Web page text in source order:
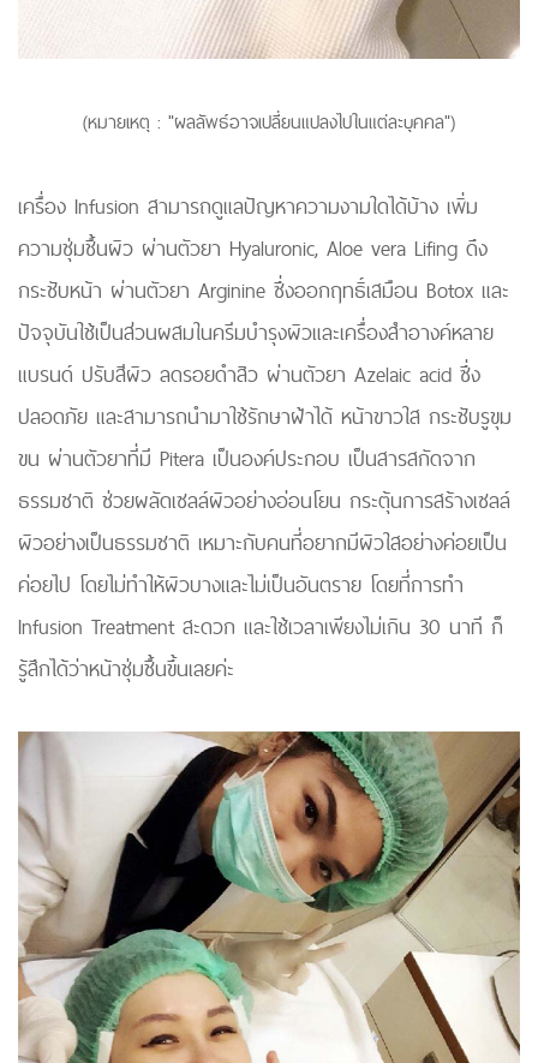
(หมายเหตุ : "ผลลัพธ์อาจเปลี่ยนแปลงไปในแต่ละบุคคล")
เครื่อง Infusion สามารถดูแลปัญหาความงามใดได้บ้าง เพิ่ม
ความชุ่มชื้นผิว ผ่านตัวยา Hyaluronic, Aloe vera Lifing ดึง
กระชับหน้า ผ่านตัวยา Arginine ซึ่งออกฤทธิ์เสมือน Botox และ
ปัจจุบันใช้เป็นส่วนผสมในครีมบำรุงผิวและเครื่องสำอางค์หลาย
แบรนด์ ปรับสีผิว ลดรอยดำสิว ผ่านตัวยา Azelaic acid ซึ่ง
ปลอดภัย และสามารถนำมาใช้รักษาฝ้าได้ หน้าขาวใส กระชับรูขุม
ขน ผ่านตัวยาที่มี Pitera เป็นองค์ประกอบ เป็นสารสกัดจาก
ธรรมชาติ ช่วยผลัดเซลล์ผิวอย่างอ่อนโยน กระตุ้นการสร้างเซลล์
ผิวอย่างเป็นธรรมชาติ เหมาะกับคนที่อยากมีผิวใสอย่างค่อยเป็น
ค่อยไป โดยไม่ทำให้ผิวบางและไม่เป็นอันตราย โดยที่การทำ
Infusion Treatment สะดวก และใช้เวลาเพียงไม่เกิน 30 นาที ก็
รู้สึกได้ว่าหน้าชุ่มชื้นขึ้นเลยค่ะ